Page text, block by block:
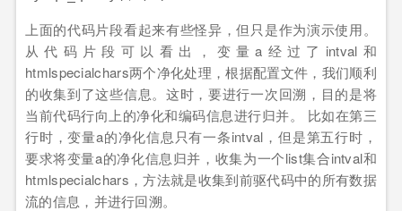
上面的代码片段看起来有些怪异，但只是作为演示使用。
从代码片段可以看出，变量a经过了intval和
htmlspecialchars两个净化处理，根据配置文件，我们顺利
的收集到了这些信息。这时，要进行一次回溯，目的是将
当前代码行向上的净化和编码信息进行归并。 比如在第三
行时，变量a的净化信息只有一条intval，但是第五行时，
要求将变量a的净化信息归并，收集为一个list集合intval和
htmlspecialchars，方法就是收集到前驱代码中的所有数据
流的信息，并进行回溯。